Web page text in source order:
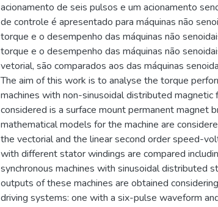
acionamento de seis pulsos e um acionamento
de controle é apresentado para máquinas não
torque e o desempenho das máquinas não
torque e o desempenho das máquinas não
vetorial, são comparados aos das máquinas
The aim of this work is to analyse the torque
machines with non-sinusoidal distributed magnetic
considered is a surface mount permanent magnet
mathematical models for the machine are
the vectorial and the linear second order speed-
with different stator windings are compared
synchronous machines with sinusoidal distributed
outputs of these machines are obtained
driving systems: one with a six-pulse waveform